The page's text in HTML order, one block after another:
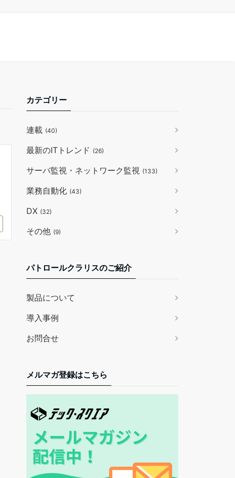
カテゴリー
連載 (40)
最新のITトレンド (26)
サーバ監視・ネットワーク監視 (133)
業務自動化 (43)
DX (32)
その他 (9)
パトロールクラリスのご紹介
製品について
導入事例
お問合せ
メルマガ登録はこちら